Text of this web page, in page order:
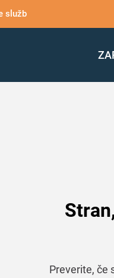
služb
Preverite, če